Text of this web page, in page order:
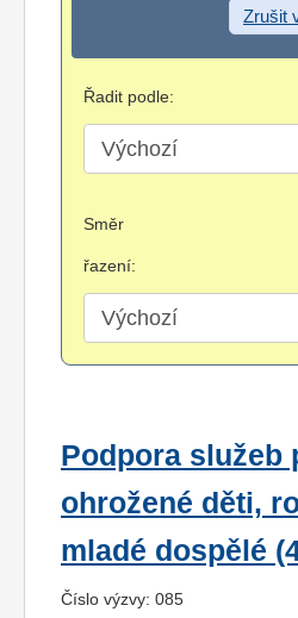
Zrušit
Řadit podle:
Směr
řazení:
Podpora služeb
ohrožené děti,
mladé dospělé
Číslo výzvy: 085